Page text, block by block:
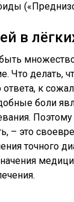
в
Что делать,
ответа, к
боли
– это
точного